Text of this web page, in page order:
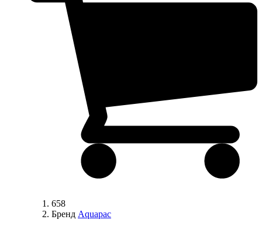
658
Бренд Aquapac